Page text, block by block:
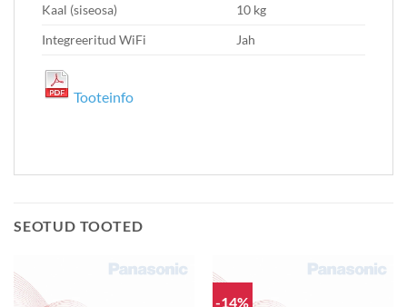
Kaal (siseosa)
10 kg
Integreeritud WiFi
Jah
Tooteinfo
SEOTUD TOOTED
-14%